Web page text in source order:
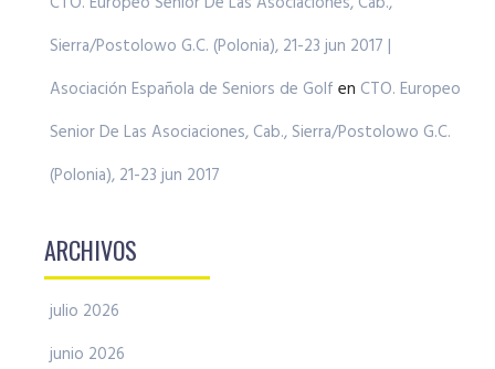
Sierra/Postolowo G.C. (Polonia), 21-23 jun 2017 |
Asociación Española de Seniors de Golf en CTO. Europeo
Senior De Las Asociaciones, Cab., Sierra/Postolowo G.C.
(Polonia), 21-23 jun 2017
ARCHIVOS
julio 2026
junio 2026